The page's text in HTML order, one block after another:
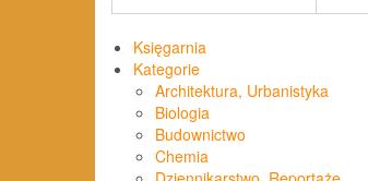
Księgarnia
Kategorie
Architektura, Urbanistyka
Biologia
Budownictwo
Chemia